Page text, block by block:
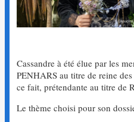
Cassandre à été élue par les
PENHARS au titre de reine
ce fait, prétendante au titre de
Le thème choisi pour son